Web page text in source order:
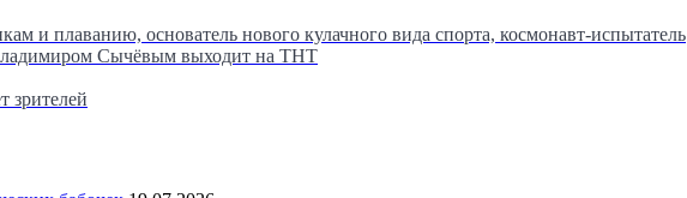
плаванию, основатель нового кулачного вида спорта, космонавт-испытатель
Сычёвым выходит на ТНТ
зрителей